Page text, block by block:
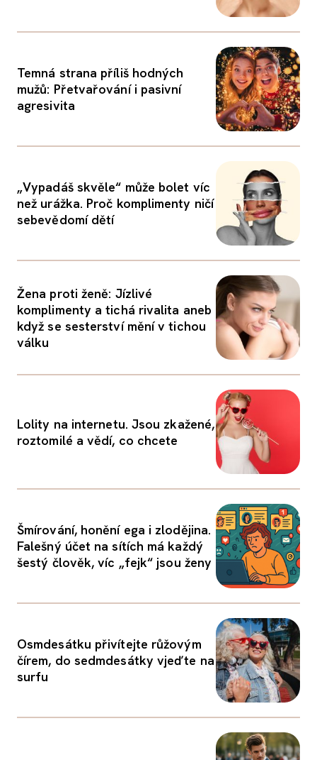
Temná strana příliš hodných
mužů: Přetvařování i pasivní
agresivita
„Vypadáš skvěle“ může bolet víc
než urážka. Proč komplimenty ničí
sebevědomí dětí
Žena proti ženě: Jízlivé
komplimenty a tichá rivalita aneb
když se sesterství mění v tichou
válku
Lolity na internetu. Jsou zkažené,
roztomilé a vědí, co chcete
Šmírování, honění ega i zlodějina.
Falešný účet na sítích má každý
šestý člověk, víc „fejk“ jsou ženy
Osmdesátku přivítejte růžovým
čírem, do sedmdesátky vjeďte na
surfu